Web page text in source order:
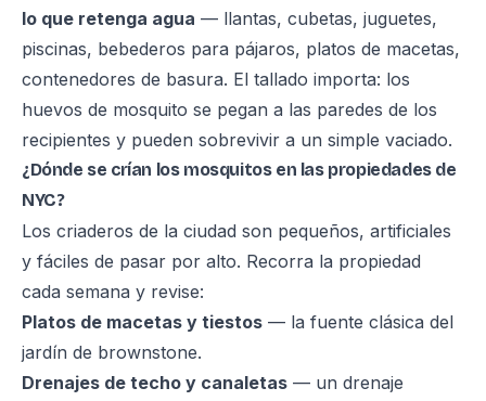
lo que retenga agua — llantas, cubetas, juguetes,
piscinas, bebederos para pájaros, platos de macetas,
contenedores de basura. El tallado importa: los
huevos de mosquito se pegan a las paredes de los
recipientes y pueden sobrevivir a un simple vaciado.
¿Dónde se crían los mosquitos en las propiedades de
NYC?
Los criaderos de la ciudad son pequeños, artificiales
y fáciles de pasar por alto. Recorra la propiedad
cada semana y revise:
Platos de macetas y tiestos — la fuente clásica del
jardín de brownstone.
Drenajes de techo y canaletas — un drenaje